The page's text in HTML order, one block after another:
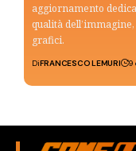
aggiornamento
qualità
grafici.
DiFRANCESCO LEMURI 9